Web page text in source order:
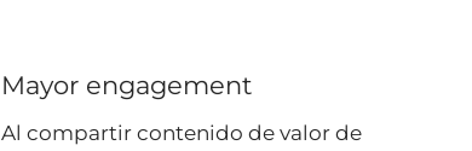
Mayor engagement
Al compartir contenido de valor de